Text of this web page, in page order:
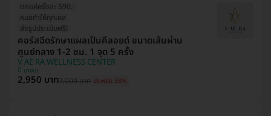
ตกแค่ครั้งละ 590.-
หมอทำให้ทุกเคส
ส่งรูปประเมินฟรี!
คอร์สฉีดรักษาแผลเป็นคีลอยด์ ขนาดเส้นผ่าน
ศูนย์กลาง 1-2 ซม. 1 จุด 5 ครั้ง
V AE RA WELLNESS CENTER
บางนา
2,950 บาท7,000 บาท ประหยัด 58%